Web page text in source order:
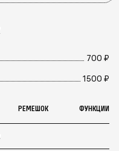
700 ₽
1500 ₽
РЕМЕШОК ФУНКЦИИ